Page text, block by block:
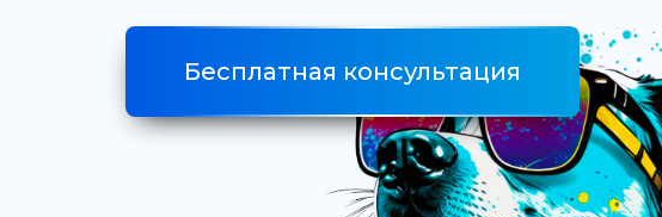
Бесплатная консультация